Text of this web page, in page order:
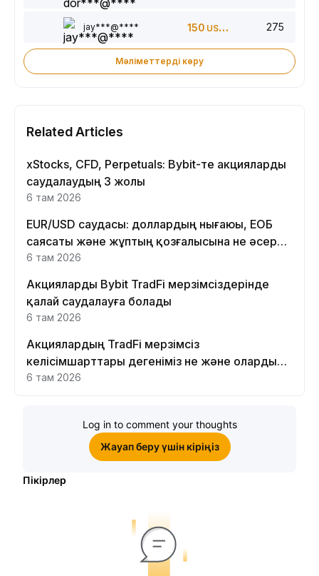
jay***@**** 150 USDT 275
Мәліметтерді көру
Related Articles
xStocks, CFD, Perpetuals: Bybit-те акцияларды
саудалаудың 3 жолы
6 там 2026
EUR/USD саудасы: доллардың нығаюы, ЕОБ
саясаты және жұптың қозғалысына не әсер
етеді
6 там 2026
Акцияларды Bybit TradFi мерзімсіздерінде
қалай саудалауға болады
6 там 2026
Акциялардың TradFi мерзімсіз
келісімшарттары дегеніміз не және оларды
Bybit платформасында неге саудалау керек?
6 там 2026
Log in to comment your thoughts
Жауап беру үшін кіріңіз
Пікірлер